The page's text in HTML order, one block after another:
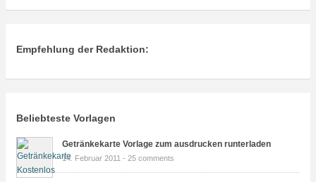
Empfehlung der Redaktion:
Beliebteste Vorlagen
Getränkekarte Vorlage zum ausdrucken runterladen
14. Februar 2011 - 25 comments